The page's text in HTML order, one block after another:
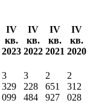
IV
кв.
2023
IV
кв.
2022
IV
кв.
2021
IV
кв.
2020
3
329
099
3
228
484
2
651
927
2
312
028